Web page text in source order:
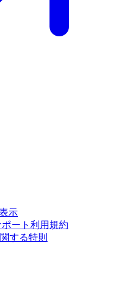
示
ート利用規約
する特則